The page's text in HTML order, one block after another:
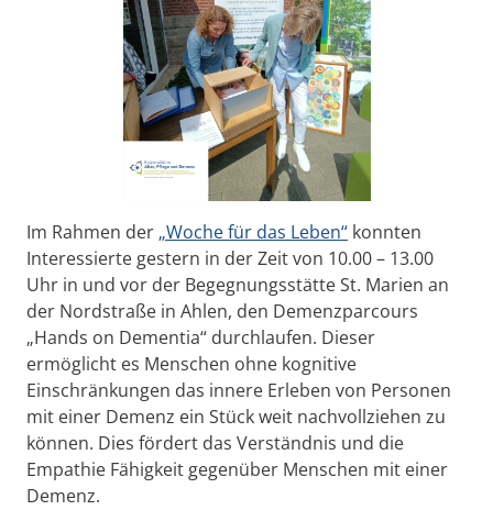
Im Rahmen der„Woche für das Leben“ konnten
Interessierte gestern in der Zeit von 10.00 – 13.00
Uhr in und vor der Begegnungsstätte St. Marien an
der Nordstraße in Ahlen, den Demenzparcours
„Hands on Dementia“ durchlaufen. Dieser
ermöglicht es Menschen ohne kognitive
Einschränkungen das innere Erleben von Personen
mit einer Demenz ein Stück weit nachvollziehen zu
können. Dies fördert das Verständnis und die
Empathie Fähigkeit gegenüber Menschen mit einer
Demenz.